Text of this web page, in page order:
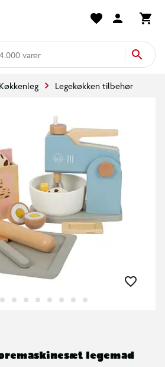
varer
Køkkenleg Legekøkken tilbehør
legemad